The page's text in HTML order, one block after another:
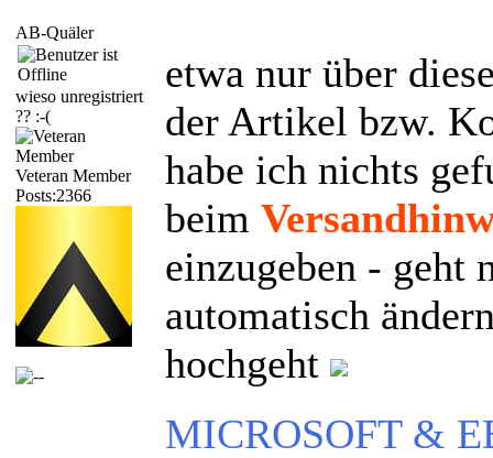
AB-Quäler
wieso unregistriert
?? :-(
Veteran Member
Posts:2366
etwa nur über
der Artikel bzw.
habe ich nichts
beim
einzugeben - geht
automatisch
hochgeht
MICROSOFT &